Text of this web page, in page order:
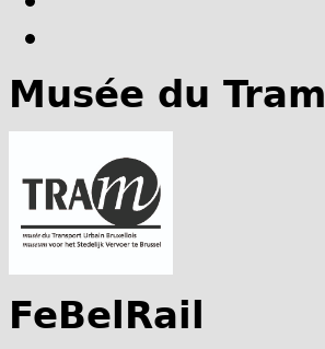
Musée du Tram
FeBelRail